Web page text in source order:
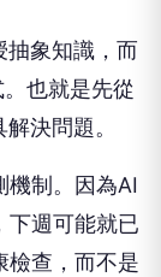
抽象知識，而
也就是先從
決問題。
機制。因為AI
下週可能就已
檢查，而不是